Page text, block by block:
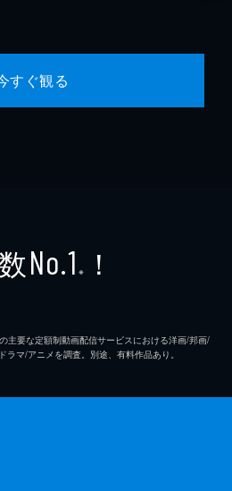
すぐ観る
No.1 ※ ！
主要な定額制動画配信サービスにおける洋画/邦画/
マ/アニメを調査。別途、有料作品あり。